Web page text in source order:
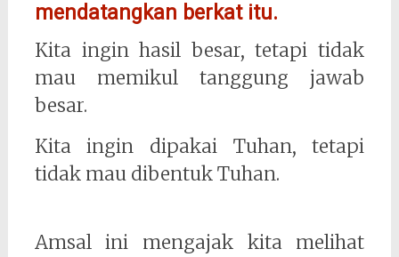
mendatangkan berkat itu.
Kita ingin hasil besar, tetapi tidak
mau memikul tanggung jawab
besar.
Kita ingin dipakai Tuhan, tetapi
tidak mau dibentuk Tuhan.
Amsal ini mengajak kita melihat